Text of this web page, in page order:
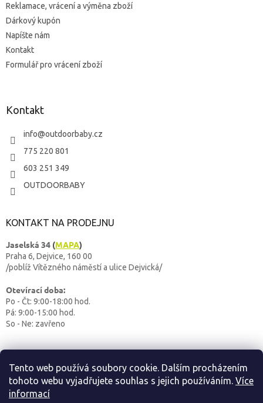
Tento web používá soubory cookie. Dalším procházením
tohoto webu vyjadřujete souhlas s jejich používáním. Více
informací
p
Reklamace, vrácení a výměna zboží
Dárkový kupón
Napíšte nám
Kontakt
Formulář pro vrácení zboží
Kontakt
info@outdoorbaby.cz
775 220 801
603 251 349
OUTDOORBABY
KONTAKT NA PRODEJNU
Jaselská 34 (MAPA)
Praha 6, Dejvice, 160 00
/poblíž Vítězného náměstí a ulice Dejvická/
Otevírací doba:
Po - Čt: 9:00-18:00 hod.
Pá: 9:00-15:00 hod.
So - Ne: zavřeno